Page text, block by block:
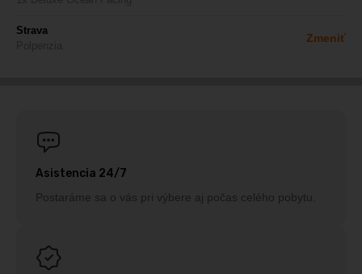
Strava
Zmeniť
Asistencia 24/7
Postaráme sa o vás pri výbere aj počas celého pobytu.